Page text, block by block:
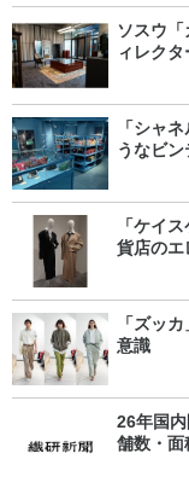
ソスウ
ィレク
「シャ
うなビ
「ケイ
貨店のエ
「ズッ
意識
26年国
舗数・面